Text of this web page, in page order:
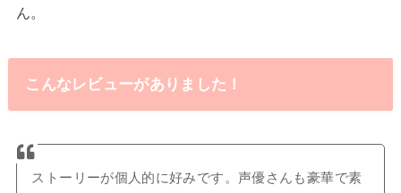
ん。
こんなレビューがありました！
ストーリーが個人的に好みです。声優さんも豪華で素